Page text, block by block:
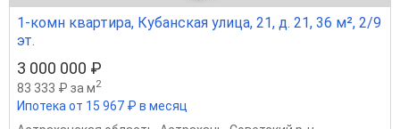
1-комн квартира, Кубанская улица, 21, д. 21, 36 м², 2/9
эт.
3 000 000 ₽
83 333 ₽ за м2
Ипотека от 15 967 ₽ в месяц